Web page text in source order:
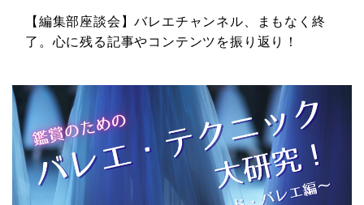
【編集部座談会】バレエチャンネル、まもなく終
了。心に残る記事やコンテンツを振り返り！